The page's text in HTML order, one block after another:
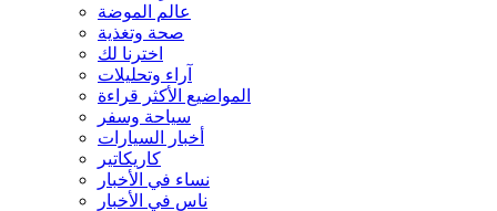
عالم الموضة
صحة وتغذية
اخترنا لك
آراء وتحليلات
المواضيع الأكثر قراءة
سياحة وسفر
أخبار السيارات
كاريكاتير
نساء في الأخبار
ناس في الأخبار